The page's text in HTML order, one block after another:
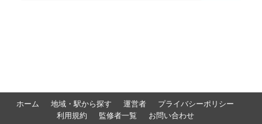
ホーム 地域・駅から探す 運営者
プライバシーポリシー
利用規約
監修者一覧 お問い合わせ